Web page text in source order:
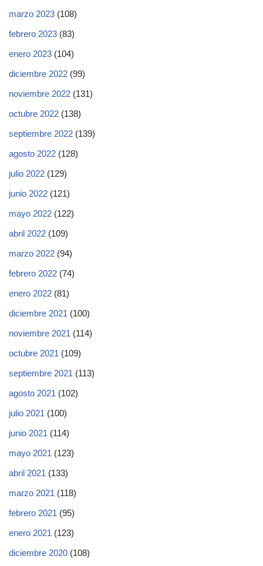
marzo 2023 (108)
febrero 2023 (83)
enero 2023 (104)
diciembre 2022 (99)
noviembre 2022 (131)
octubre 2022 (138)
septiembre 2022 (139)
agosto 2022 (128)
julio 2022 (129)
junio 2022 (121)
mayo 2022 (122)
abril 2022 (109)
marzo 2022 (94)
febrero 2022 (74)
enero 2022 (81)
diciembre 2021 (100)
noviembre 2021 (114)
octubre 2021 (109)
septiembre 2021 (113)
agosto 2021 (102)
julio 2021 (100)
junio 2021 (114)
mayo 2021 (123)
abril 2021 (133)
marzo 2021 (118)
febrero 2021 (95)
enero 2021 (123)
diciembre 2020 (108)